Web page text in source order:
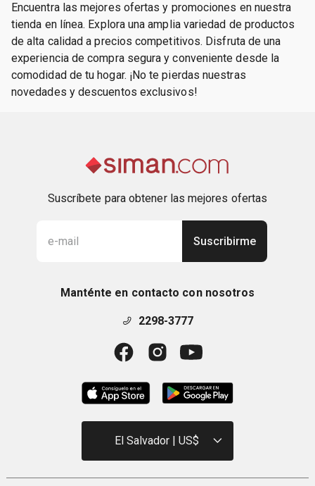
Encuentra las mejores ofertas y promociones en nuestra
tienda en línea. Explora una amplia variedad de productos
de alta calidad a precios competitivos. Disfruta de una
experiencia de compra segura y conveniente desde la
comodidad de tu hogar. ¡No te pierdas nuestras
novedades y descuentos exclusivos!
Suscríbete para obtener las mejores ofertas
Suscribirme
Manténte en contacto con nosotros
2298-3777
El Salvador | US$